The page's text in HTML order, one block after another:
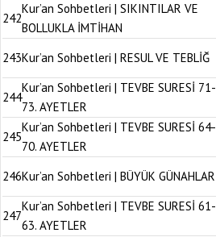
242
Kur’an Sohbetleri | SIKINTILAR VE
BOLLUKLA İMTİHAN
243Kur’an Sohbetleri | RESUL VE TEBLİĞ
244
Kur’an Sohbetleri | TEVBE SURESİ 71-
73. AYETLER
245
Kur’an Sohbetleri | TEVBE SURESİ 64-
70. AYETLER
246Kur’an Sohbetleri | BÜYÜK GÜNAHLAR
247
Kur’an Sohbetleri | TEVBE SURESİ 61-
63. AYETLER